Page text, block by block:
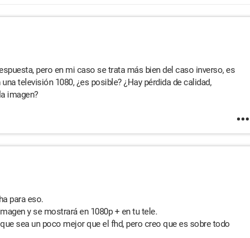
pero en mi caso se trata más bien del caso inverso, es
televisión 1080, ¿es posible? ¿Hay pérdida de calidad,
imagen?
para eso.
y se mostrará en 1080p + en tu tele.
sea un poco mejor que el fhd, pero creo que es sobre todo